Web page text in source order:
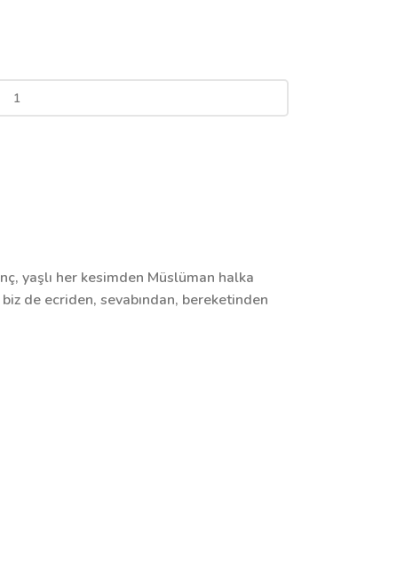
yaşlı her kesimden Müslüman halka
de ecriden, sevabından, bereketinden